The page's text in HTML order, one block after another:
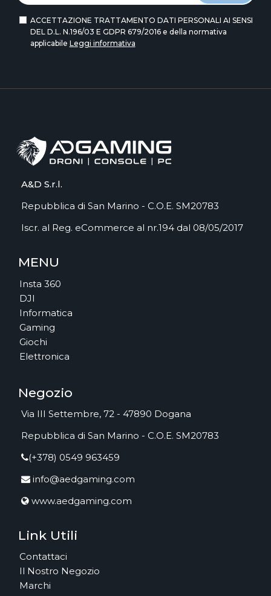
ACCETTAZIONE TRATTAMENTO DATI PERSONALI AI SENSI
DEL D.L. N.196/03 E GDPR 679/2016 e della normativa
applicabile Leggi informativa
A&D S.r.l.
Repubblica di San Marino - C.O.E. SM20783
Iscr. al Reg. eCommerce al nr.194 dal 08/05/2017
MENU
Insta 360
DJI
Informatica
Gaming
Giochi
Elettronica
Negozio
Via III Settembre, 72 - 47890 Dogana
Repubblica di San Marino - C.O.E. SM20783
(+378) 0549 963459
info@aedgaming.com
www.aedgaming.com
Link Utili
Contattaci
Il Nostro Negozio
Marchi